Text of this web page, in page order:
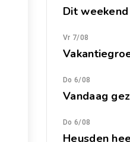
Dit
Vr 7/08
Do 6/08
Vandaag
Do 6/08
Heusden